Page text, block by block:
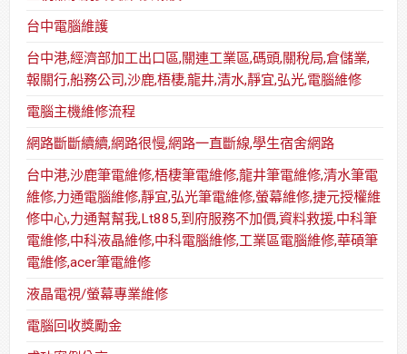
台中電腦維護
台中港,經濟部加工出口區,關連工業區,碼頭,關稅局,倉儲業,
報關行,船務公司,沙鹿,梧棲,龍井,清水,靜宜,弘光,電腦維修
電腦主機維修流程
網路斷斷續續,網路很慢,網路一直斷線,學生宿舍網路
台中港,沙鹿筆電維修,梧棲筆電維修,龍井筆電維修,清水筆電
維修,力通電腦維修,靜宜,弘光筆電維修,螢幕維修,捷元授權維
修中心,力通幫幫我,Lt885,到府服務不加價,資料救援,中科筆
電維修,中科液晶維修,中科電腦維修,工業區電腦維修,華碩筆
電維修,acer筆電維修
液晶電視/螢幕專業維修
電腦回收獎勵金